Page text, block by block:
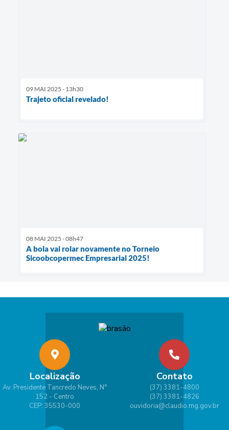
09 MAI 2025 - 13h30
Trajeto oficial revelado!
08 MAI 2025 - 08h47
A bola vai rolar novamente no Torneio
Sicoobcopermec Empresarial 2025!
Localização
Av. Presidente Tancredo Neves, N°
152 - Centro
CEP: 35530-000
Contato
(37) 3381-4800
(37) 3381-4826
ouvidoria@claudio.mg.gov.br